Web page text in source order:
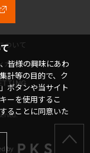
皆様の興味にあわ
計等の目的で、ク
ボタンや当サイト
ーを使用するこ
ることに同意いた
ついて
ガイドライン
by